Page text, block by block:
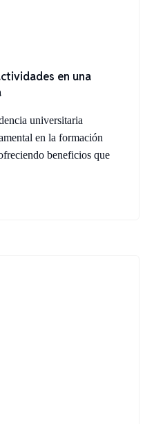
en una
universitaria
en la formación
beneficios que